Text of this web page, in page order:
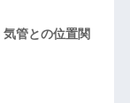
管との位置関